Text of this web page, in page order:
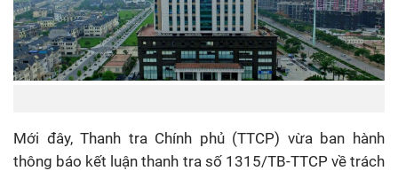
Mới đây, Thanh tra Chính phủ (TTCP) vừa ban hành
thông báo kết luận thanh tra số 1315/TB-TTCP về trách